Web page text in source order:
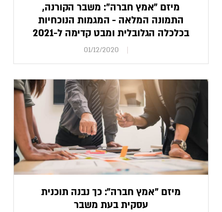
מיזם "אמץ חברה": משבר הקורנה,
התמונה המלאה - המגמות הנוכחיות
בכלכלה הגלובלית ומבט קדימה ל-2021
01/12/2020
מיזם "אמץ חברה": כך נבנה תוכנית
עסקית בעת משבר